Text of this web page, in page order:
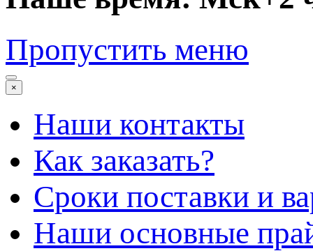
Пропустить меню
×
Наши контакты
Как заказать?
Сроки поставки и
Наши основные